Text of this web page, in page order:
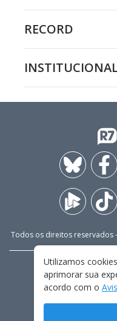
RECORD
Todos os direitos reservados
TERMOS
Utilizamos
aprimorar sua
acordo com o